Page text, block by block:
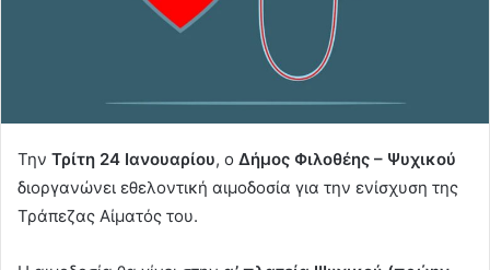
Την Τρίτη 24 Ιανουαρίου, ο Δήμος Φιλοθέης – Ψυχικού
διοργανώνει εθελοντική αιμοδοσία για την ενίσχυση της
Τράπεζας Αίματός του.